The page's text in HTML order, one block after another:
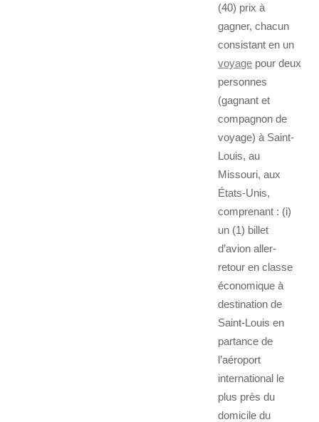
(40) prix à
gagner, chacun
consistant en un
voyage pour deux
personnes
(gagnant et
compagnon de
voyage) à Saint-
Louis, au
Missouri, aux
États-Unis,
comprenant : (i)
un (1) billet
d’avion aller-
retour en classe
économique à
destination de
Saint-Louis en
partance de
l’aéroport
international le
plus près du
domicile du